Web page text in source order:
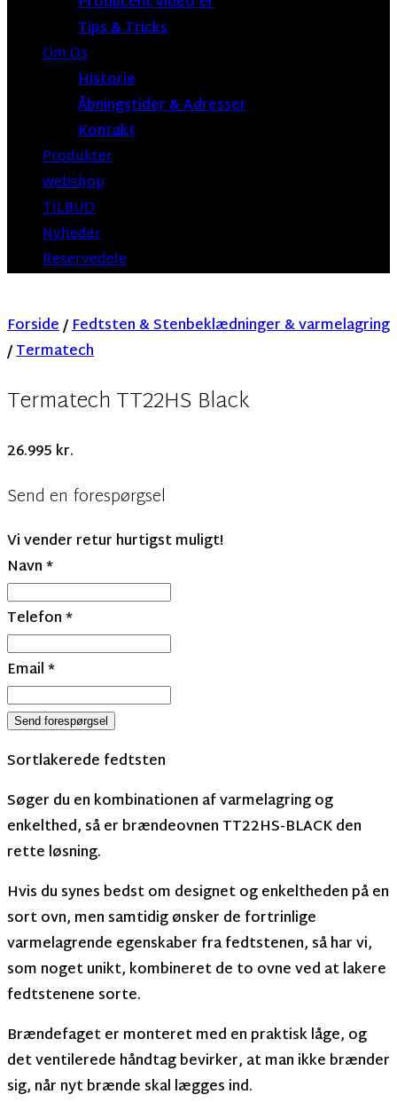
Tips & Tricks
Om Os
Historie
Åbningstider & Adresser
Kontakt
Produkter
webshop
TILBUD
Nyheder
Reservedele
Forside/Fedtsten & Stenbeklædninger & varmelagring
/Termatech
Termatech TT22HS Black
26.995 kr.
Send en forespørgsel
Vi vender retur hurtigst muligt!
Navn*
Telefon*
Email*
Send forespørgsel
Sortlakerede fedtsten
Søger du en kombinationen af varmelagring og
enkelthed, så er brændeovnen TT22HS-BLACK den
rette løsning.
Hvis du synes bedst om designet og enkeltheden på en
sort ovn, men samtidig ønsker de fortrinlige
varmelagrende egenskaber fra fedtstenen, så har vi,
som noget unikt, kombineret de to ovne ved at lakere
fedtstenene sorte.
Brændefaget er monteret med en praktisk låge, og
det ventilerede håndtag bevirker, at man ikke brænder
sig, når nyt brænde skal lægges ind.